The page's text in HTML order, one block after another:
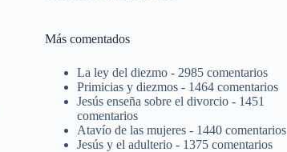
Más comentados
La ley del diezmo - 2985 comentarios
Primicias y diezmos - 1464 comentarios
Jesús enseña sobre el divorcio - 1451
comentarios
Atavío de las mujeres - 1440 comentarios
Jesús y el adulterio - 1375 comentarios